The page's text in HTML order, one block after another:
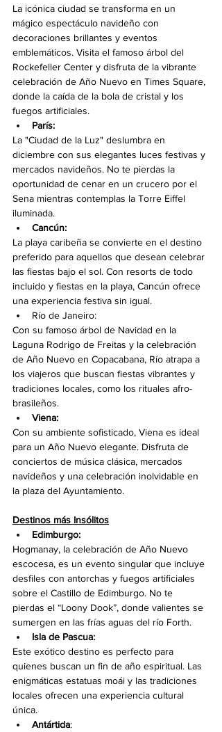
La icónica ciudad se transforma en un
mágico espectáculo navideño con
decoraciones brillantes y eventos
emblemáticos. Visita el famoso árbol del
Rockefeller Center y disfruta de la vibrante
celebración de Año Nuevo en Times Square,
donde la caída de la bola de cristal y los
fuegos artificiales.
París:
La "Ciudad de la Luz" deslumbra en
diciembre con sus elegantes luces festivas y
mercados navideños. No te pierdas la
oportunidad de cenar en un crucero por el
Sena mientras contemplas la Torre Eiffel
iluminada.
Cancún:
La playa caribeña se convierte en el destino
preferido para aquellos que desean celebrar
las fiestas bajo el sol. Con resorts de todo
incluido y fiestas en la playa, Cancún ofrece
una experiencia festiva sin igual.
Río de Janeiro:
Con su famoso árbol de Navidad en la
Laguna Rodrigo de Freitas y la celebración
de Año Nuevo en Copacabana, Río atrapa a
los viajeros que buscan fiestas vibrantes y
tradiciones locales, como los rituales afro-
brasileños.
Viena:
Con su ambiente sofisticado, Viena es ideal
para un Año Nuevo elegante. Disfruta de
conciertos de música clásica, mercados
navideños y una celebración inolvidable en
la plaza del Ayuntamiento.
Destinos más Insólitos
Edimburgo:
Hogmanay, la celebración de Año Nuevo
escocesa, es un evento singular que incluye
desfiles con antorchas y fuegos artificiales
sobre el Castillo de Edimburgo. No te
pierdas el “Loony Dook”, donde valientes se
sumergen en las frías aguas del río Forth.
Isla de Pascua:
Este exótico destino es perfecto para
quienes buscan un fin de año espiritual. Las
enigmáticas estatuas moái y las tradiciones
locales ofrecen una experiencia cultural
única.
Antártida: